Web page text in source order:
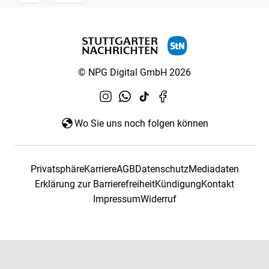
© NPG Digital GmbH 2026
Wo Sie uns noch folgen können
PrivatsphäreKarriereAGBDatenschutzMediadaten
Erklärung zur BarrierefreiheitKündigungKontakt
ImpressumWiderruf